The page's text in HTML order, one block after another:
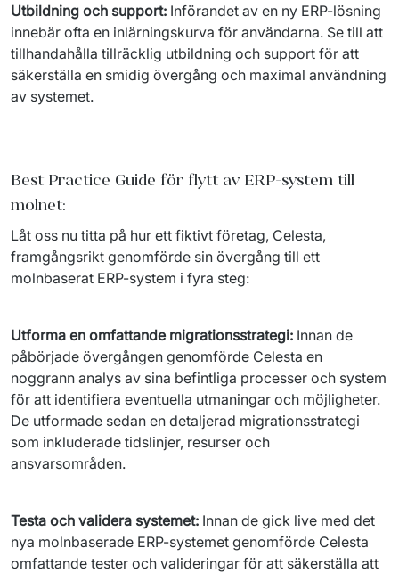
Utbildning och support: Införandet av en ny ERP-lösning
innebär ofta en inlärningskurva för användarna. Se till att
tillhandahålla tillräcklig utbildning och support för att
säkerställa en smidig övergång och maximal användning
av systemet.
Best Practice Guide för flytt av ERP-system till
molnet:
Låt oss nu titta på hur ett fiktivt företag, Celesta,
framgångsrikt genomförde sin övergång till ett
molnbaserat ERP-system i fyra steg:
Utforma en omfattande migrationsstrategi: Innan de
påbörjade övergången genomförde Celesta en
noggrann analys av sina befintliga processer och system
för att identifiera eventuella utmaningar och möjligheter.
De utformade sedan en detaljerad migrationsstrategi
som inkluderade tidslinjer, resurser och
ansvarsområden.
Testa och validera systemet: Innan de gick live med det
nya molnbaserade ERP-systemet genomförde Celesta
omfattande tester och valideringar för att säkerställa att